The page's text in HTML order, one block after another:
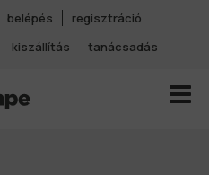
belépés
regisztráció
kiszállítás tanácsadás